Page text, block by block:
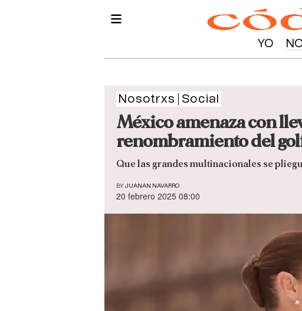
YO
Nosotrxs Social
México amenaza con
renombramiento del
Que las grandes multinacionales se
BY JUANAN NAVARRO
20 febrero 2025 08:00